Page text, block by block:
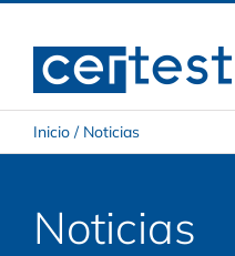
content
Inicio/ Noticias
Noticias